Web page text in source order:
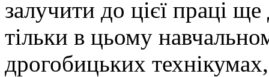
залучити до цієї праці
тільки в цьому
дрогобицьких